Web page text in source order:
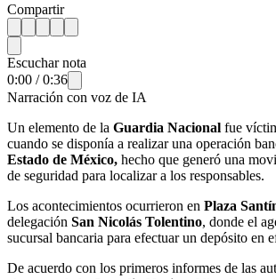
Compartir
Escuchar nota
0:00 /0:36
Narración con voz de IA
Un elemento de la Guardia Nacional fue
cuando se disponía a realizar una operación
Estado de México, hecho que generó una
de seguridad para localizar a los responsables.
Los acontecimientos ocurrieron en Plaza
delegación San Nicolás Tolentino, donde el
sucursal bancaria para efectuar un depósito en
De acuerdo con los primeros informes de las